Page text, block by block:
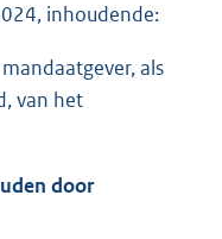
inhoudende:
als
van het
door